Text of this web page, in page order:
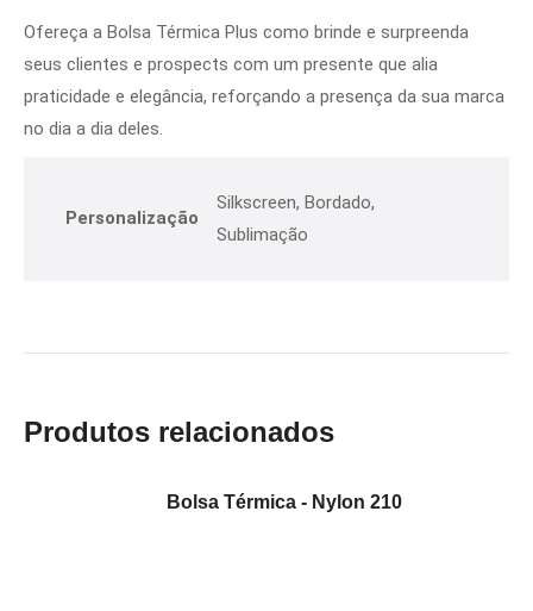
Ofereça a Bolsa Térmica Plus como brinde e surpreenda
seus clientes e prospects com um presente que alia
praticidade e elegância, reforçando a presença da sua marca
no dia a dia deles.
Personalização
Silkscreen, Bordado,
Sublimação
Produtos relacionados
Bolsa Térmica - Nylon 210